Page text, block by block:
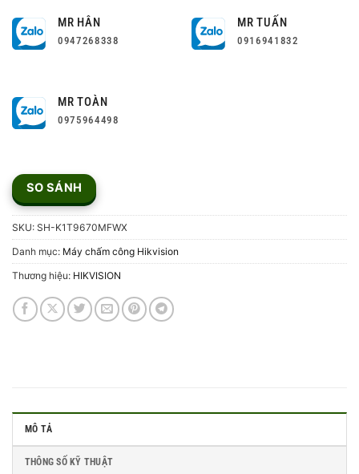
MR HÂN
0947268338
MR TUẤN
0916941832
MR TOÀN
0975964498
SO SÁNH
SKU: SH-K1T9670MFWX
Danh mục: Máy chấm công Hikvision
Thương hiệu: HIKVISION
MÔ TẢ
THÔNG SỐ KỸ THUẬT